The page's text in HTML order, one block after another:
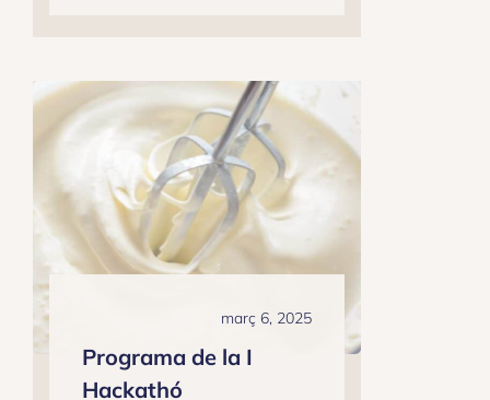
març 6, 2025
Programa de la I
Hackathó